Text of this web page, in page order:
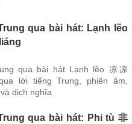
qua bài hát: Lạnh lẽo
qua bài hát Lạnh lẽo 凉凉
lời tiếng Trung, phiên âm,
dịch nghĩa
qua bài hát: Phi tù 非